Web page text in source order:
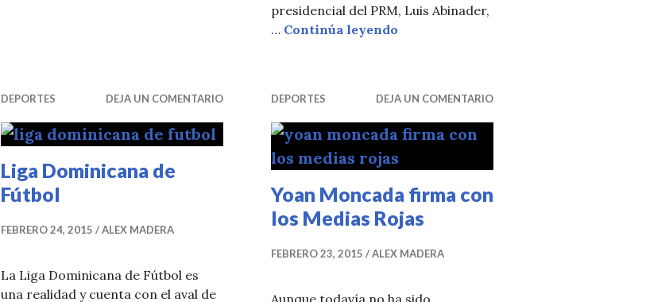
presidencial del PRM, Luis Abinader,
… Continúa leyendo
DEPORTES DEJA UN COMENTARIO
Liga Dominicana de
Fútbol
FEBRERO 24, 2015 ALEX MADERA
La Liga Dominicana de Fútbol es
una realidad y cuenta con el aval de
DEPORTES DEJA UN COMENTARIO
Yoan Moncada firma con
los Medias Rojas
FEBRERO 23, 2015 ALEX MADERA
Aunque todavía no ha sido